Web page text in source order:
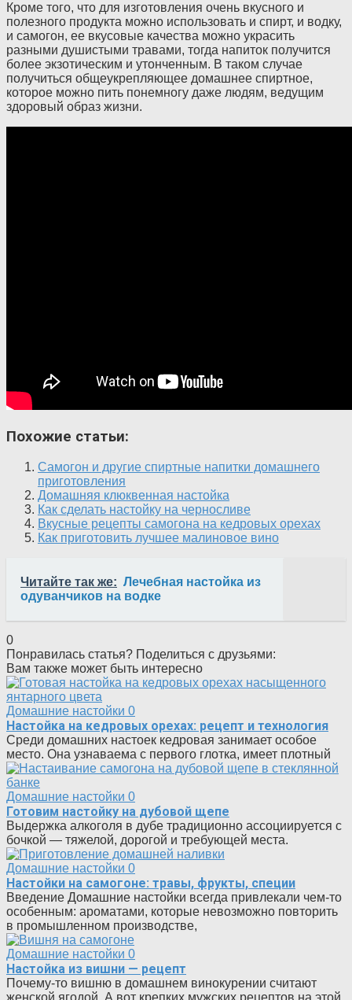
Кроме того, что для изготовления очень вкусного и
полезного продукта можно использовать и спирт, и водку,
и самогон, ее вкусовые качества можно украсить
разными душистыми травами, тогда напиток получится
более экзотическим и утонченным. В таком случае
получиться общеукрепляющее домашнее спиртное,
которое можно пить понемногу даже людям, ведущим
здоровый образ жизни.
Похожие статьи:
Самогон и другие спиртные напитки домашнего
приготовления
Домашняя клюквенная настойка
Как сделать настойку на черносливе
Вкусные рецепты самогона на кедровых орехах
Как приготовить лучшее малиновое вино
Читайте так же: Лечебная настойка из
одуванчиков на водке
0
Понравилась статья? Поделиться с друзьями:
Вам также может быть интересно
Домашние настойки 0
Настойка на кедровых орехах: рецепт и технология
Среди домашних настоек кедровая занимает особое
место. Она узнаваема с первого глотка, имеет плотный
Домашние настойки 0
Готовим настойку на дубовой щепе
Выдержка алкоголя в дубе традиционно ассоциируется с
бочкой — тяжелой, дорогой и требующей места.
Домашние настойки 0
Настойки на самогоне: травы, фрукты, специи
Введение Домашние настойки всегда привлекали чем-то
особенным: ароматами, которые невозможно повторить
в промышленном производстве,
Домашние настойки 0
Настойка из вишни — рецепт
Почему-то вишню в домашнем винокурении считают
женской ягодой. А вот крепких мужских рецептов на этой